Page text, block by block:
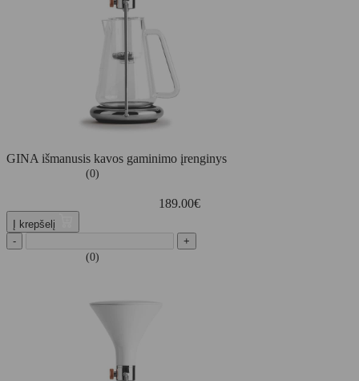
GINA išmanusis kavos gaminimo įrenginys
(0)
189.00€
Į krepšelį
-
+
(0)